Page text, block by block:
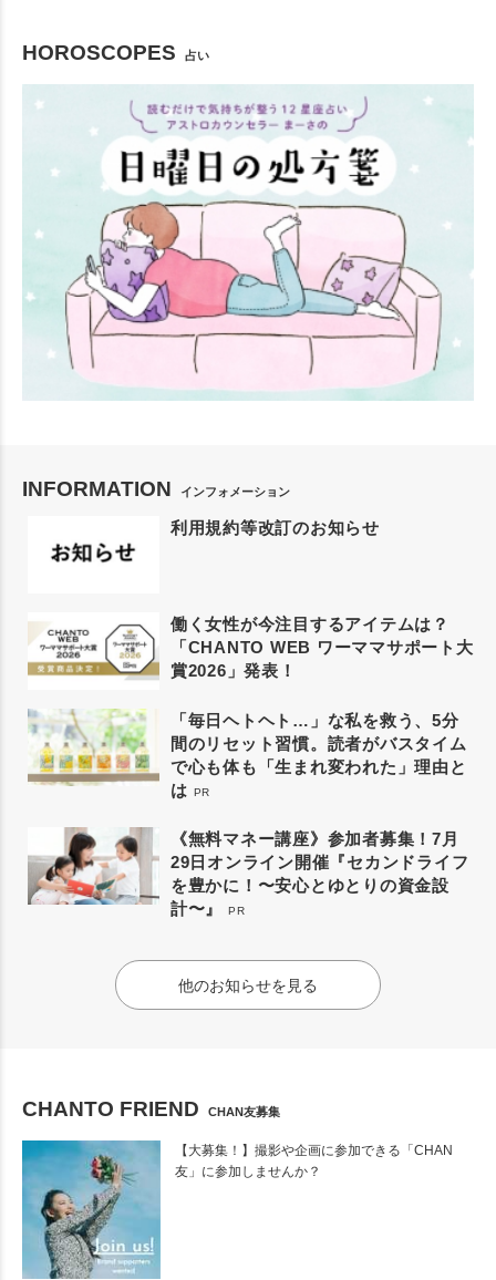
HOROSCOPES 占い
INFORMATION インフォメーション
利用規約等改訂のお知らせ
働く女性が今注目するアイテムは？
「CHANTO WEB ワーママサポート大
賞2026」発表！
「毎日ヘトヘト…」な私を救う、5分
間のリセット習慣。読者がバスタイム
で心も体も「生まれ変われた」理由と
は PR
《無料マネー講座》参加者募集！7月
29日オンライン開催『セカンドライフ
を豊かに！〜安心とゆとりの資金設
計〜』
PR
他のお知らせを見る
CHANTO FRIEND CHAN友募集
【大募集！】撮影や企画に参加できる「CHAN
友」に参加しませんか？